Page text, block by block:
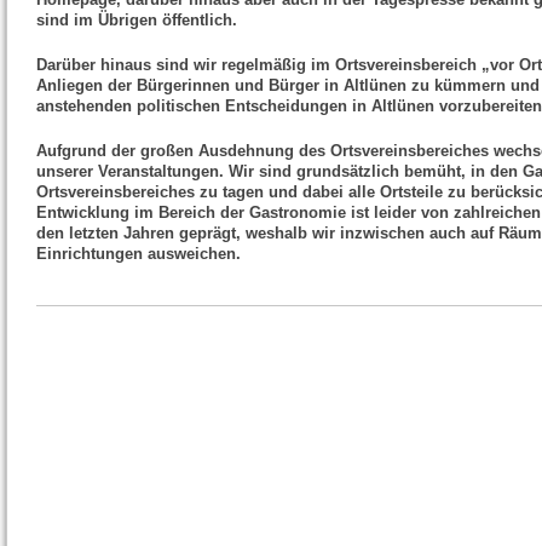
sind im Übrigen öffentlich.
Darüber hinaus sind wir regelmäßig im Ortsvereinsbereich „vor
Anliegen der Bürgerinnen und Bürger in Altlünen zu kümmern
anstehenden politischen Entscheidungen in Altlünen
Aufgrund der großen Ausdehnung des Ortsvereinsbereiches
unserer Veranstaltungen. Wir sind grundsätzlich bemüht, in den
Ortsvereinsbereiches zu tagen und dabei alle Ortsteile zu
Entwicklung im Bereich der Gastronomie ist leider von
den letzten Jahren geprägt, weshalb wir inzwischen auch auf
Einrichtungen ausweichen.